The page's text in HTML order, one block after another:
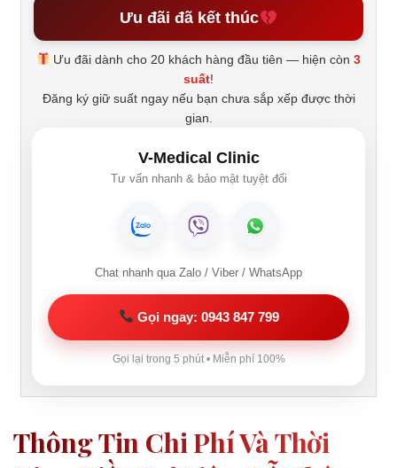
Ưu đãi đã kết thúc
Ưu đãi dành cho 20 khách hàng đầu tiên — hiện còn3
suất!
Đăng ký giữ suất ngay nếu bạn chưa sắp xếp được thời
gian.
V-Medical Clinic
Tư vấn nhanh & bảo mật tuyệt đối
Chat nhanh qua Zalo / Viber / WhatsApp
Gọi ngay: 0943 847 799
Gọi lại trong 5 phút • Miễn phí 100%
Thông Tin Chi Phí Và Thời